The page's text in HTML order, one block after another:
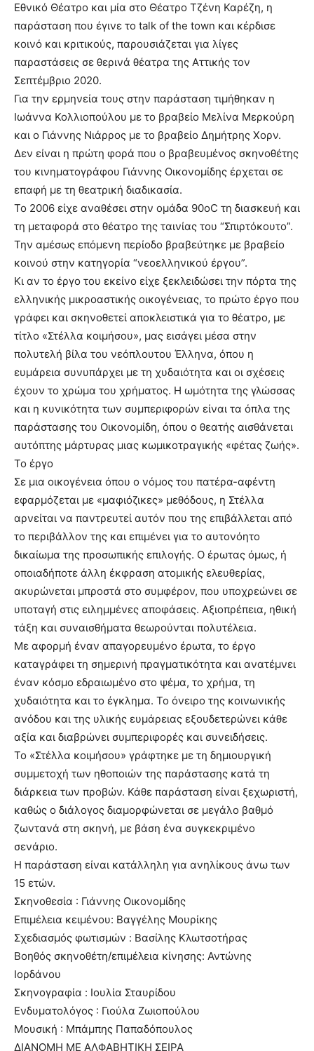
Εθνικό Θέατρο και μία στο Θέατρο Τζένη Καρέζη, η
παράσταση που έγινε το talk of the town και κέρδισε
κοινό και κριτικούς, παρουσιάζεται για λίγες
παραστάσεις σε θερινά θέατρα της Αττικής τον
Σεπτέμβριο 2020.
Για την ερμηνεία τους στην παράσταση τιμήθηκαν η
Ιωάννα Κολλιοπούλου με το βραβείο Μελίνα Μερκούρη
και ο Γιάννης Νιάρρος με το βραβείο Δημήτρης Χορν.
Δεν είναι η πρώτη φορά που ο βραβευμένος σκηνοθέτης
του κινηματογράφου Γιάννης Οικονομίδης έρχεται σε
επαφή με τη θεατρική διαδικασία.
Το 2006 είχε αναθέσει στην ομάδα 90οC τη διασκευή και
τη μεταφορά στο θέατρο της ταινίας του “Σπιρτόκουτο”.
Την αμέσως επόμενη περίοδο βραβεύτηκε με βραβείο
κοινού στην κατηγορία “νεοελληνικού έργου”.
Κι αν το έργο του εκείνο είχε ξεκλειδώσει την πόρτα της
ελληνικής μικροαστικής οικογένειας, το πρώτο έργο που
γράφει και σκηνοθετεί αποκλειστικά για το θέατρο, με
τίτλο «Στέλλα κοιμήσου», μας εισάγει μέσα στην
πολυτελή βίλα του νεόπλουτου Έλληνα, όπου η
ευμάρεια συνυπάρχει με τη χυδαιότητα και οι σχέσεις
έχουν το χρώμα του χρήματος. Η ωμότητα της γλώσσας
και η κυνικότητα των συμπεριφορών είναι τα όπλα της
παράστασης του Οικονομίδη, όπου ο θεατής αισθάνεται
αυτόπτης μάρτυρας μιας κωμικοτραγικής «φέτας ζωής».
Το έργο
Σε μια οικογένεια όπου ο νόμος του πατέρα-αφέντη
εφαρμόζεται με «μαφιόζικες» μεθόδους, η Στέλλα
αρνείται να παντρευτεί αυτόν που της επιβάλλεται από
το περιβάλλον της και επιμένει για το αυτονόητο
δικαίωμα της προσωπικής επιλογής. Ο έρωτας όμως, ή
οποιαδήποτε άλλη έκφραση ατομικής ελευθερίας,
ακυρώνεται μπροστά στο συμφέρον, που υποχρεώνει σε
υποταγή στις ειλημμένες αποφάσεις. Αξιοπρέπεια, ηθική
τάξη και συναισθήματα θεωρούνται πολυτέλεια.
Με αφορμή έναν απαγορευμένο έρωτα, το έργο
καταγράφει τη σημερινή πραγματικότητα και ανατέμνει
έναν κόσμο εδραιωμένο στο ψέμα, το χρήμα, τη
χυδαιότητα και το έγκλημα. Το όνειρο της κοινωνικής
ανόδου και της υλικής ευμάρειας εξουδετερώνει κάθε
αξία και διαβρώνει συμπεριφορές και συνειδήσεις.
Το «Στέλλα κοιμήσου» γράφτηκε με τη δημιουργική
συμμετοχή των ηθοποιών της παράστασης κατά τη
διάρκεια των προβών. Κάθε παράσταση είναι ξεχωριστή,
καθώς ο διάλογος διαμορφώνεται σε μεγάλο βαθμό
ζωντανά στη σκηνή, με βάση ένα συγκεκριμένο
σενάριο.
Η παράσταση είναι κατάλληλη για ανηλίκους άνω των
15 ετών.
Σκηνοθεσία : Γιάννης Οικονομίδης
Επιμέλεια κειμένου: Βαγγέλης Μουρίκης
Σχεδιασμός φωτισμών : Bασίλης Κλωτσοτήρας
Βοηθός σκηνοθέτη/επιμέλεια κίνησης: Αντώνης
Ιορδάνου
Σκηνογραφία : Ioυλία Σταυρίδου
Ενδυματολόγος : Γιούλα Ζωιοπούλου
Μουσική : Μπάμπης Παπαδόπουλος
ΔΙΑΝΟΜΗ ΜΕ ΑΛΦΑΒΗΤΙΚΗ ΣΕΙΡΑ